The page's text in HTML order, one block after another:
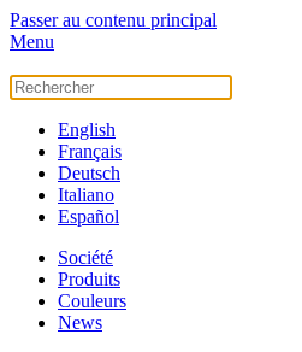
Passer au contenu principal
Menu
English
Français
Deutsch
Italiano
Español
Société
Produits
Couleurs
News